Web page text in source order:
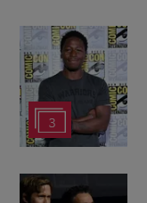
3